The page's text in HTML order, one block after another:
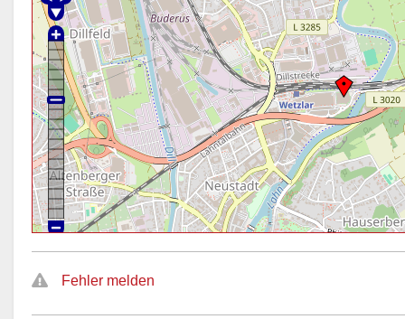
Fehler melden